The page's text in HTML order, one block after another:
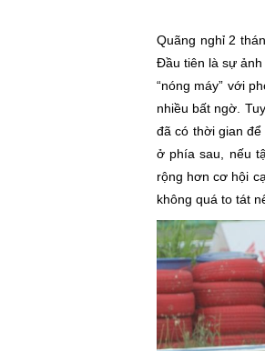
Quãng nghỉ 2
Đầu tiên là sự
“nóng máy” với
nhiều bất ngờ.
đã có thời gian
ở phía sau, nếu
rộng hơn cơ hội
không quá to tát